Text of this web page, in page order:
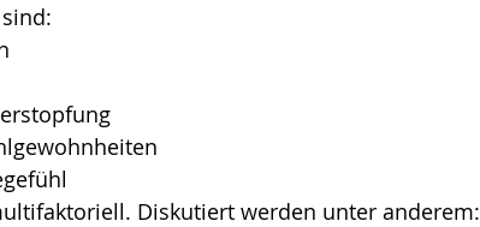
Diskutiert werden unter anderem: